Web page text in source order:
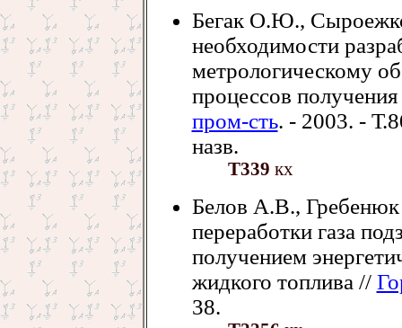
Бегак О.Ю.,
необходимости
метрологическому
процессов
пром-сть. - 2003. -
назв.
Т339 кх
Белов А.В.,
переработки газа
получением
жидкого топлива //
38.